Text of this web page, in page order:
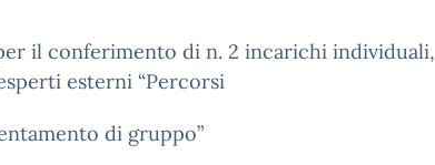
il conferimento di n. 2 incarichi individuali,
esterni “Percorsi
di gruppo”